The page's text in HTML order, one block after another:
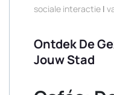
sociale interactie |
Ontdek De
Jouw Stad